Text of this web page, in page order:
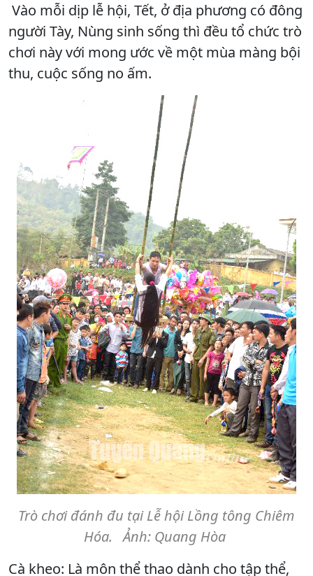
Vào mỗi dịp lễ hội, Tết, ở địa phương có đông
người Tày, Nùng sinh sống thì đều tổ chức trò
chơi này với mong ước về một mùa màng bội
thu, cuộc sống no ấm.
Trò chơi đánh đu tại Lễ hội Lồng tông Chiêm
Hóa. Ảnh: Quang Hòa
Cà kheo: Là môn thể thao dành cho tập thể,